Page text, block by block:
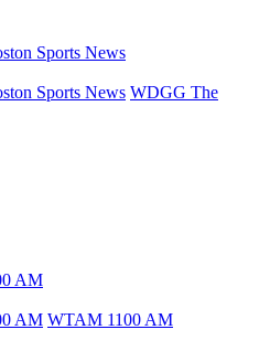
Sports News
Sports News WDGG The
AM
AM WTAM 1100 AM